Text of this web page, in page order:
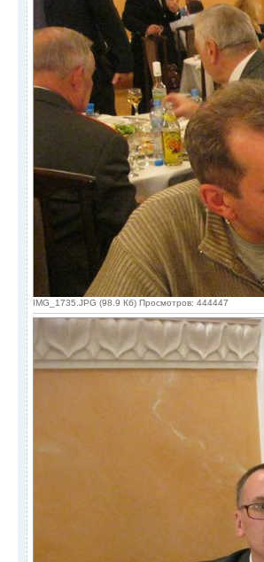
IMG_1735.JPG (98.9 Кб) Просмотров: 444447